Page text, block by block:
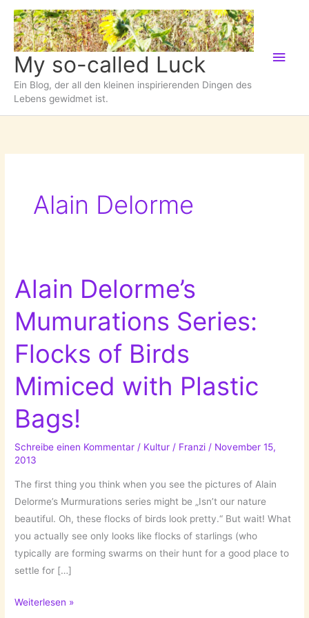
Zum
Inhalt
springen
My so-called Luck
Ein Blog, der all den kleinen inspirierenden Dingen des
Lebens gewidmet ist.
Alain Delorme
Alain Delorme’s
Mumurations Series:
Flocks of Birds
Mimiced with Plastic
Bags!
Schreibe einen Kommentar / Kultur / Franzi / November 15,
2013
The first thing you think when you see the pictures of Alain
Delorme’s Murmurations series might be „Isn’t our nature
beautiful. Oh, these flocks of birds look pretty.“ But wait! What
you actually see only looks like flocks of starlings (who
typically are forming swarms on their hunt for a good place to
settle for […]
Alain
Weiterlesen »